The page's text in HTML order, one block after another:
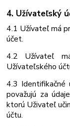
4. Užívateľský
4.1 Užívateľmá
účet.
4.2 Užívateľ
Užívateľského
4.3 Identifikačné
považujú za
ktorú Uživateľ
účtu.